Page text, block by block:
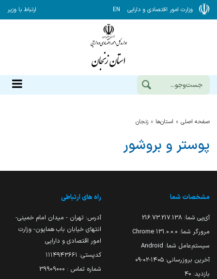
وزارت امور اقتصادی و دارایی EN ارتباط با وزیر
صفحه اصلی استان‌ها زنجان
پوستر و بروشور
مشخصات شما
آی‌پی شما: 216.73.217.138
مرورگر شما: 131.0.0.0 Chrome
سیستم‌عامل شما: Android
آخرین بروزرسانی: ۱۴۰۵-۰۲-۰۹
بازدید: 40
راه های ارتباطی
آدرس: تهران - میدان امام خمینی-
انتهای خیابان باب همایون- وزارت
امور اقتصادی و دارایی
کدپستی: ۱۱۱۴۹۴۳۶۶۱
شماره تماس : 39909000